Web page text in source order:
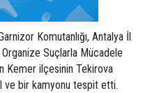
Komutanlığı, Antalya İl
Organize Suçlarla Mücadele
Kemer ilçesinin Tekirova
ve bir kamyonu tespit etti.